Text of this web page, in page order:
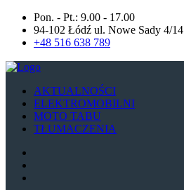
Pon. - Pt.: 9.00 - 17.00
94-102 Łódź ul. Nowe Sady 4/14
+48 516 638 789
AKTUALNOŚCI
ELEKTROMOBILNI
MOTO TABU
TŁUMACZENIA